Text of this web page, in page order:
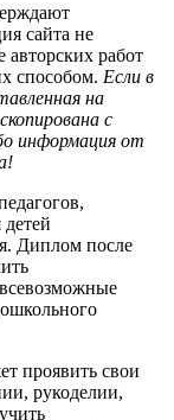
сайта не
авторских работ
способом. Если в
на
с
информация от
Диплом после
проявить свои
рукоделии,